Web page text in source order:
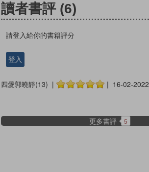
讀者書評 (6)
請登入給你的書籍評分
登入
四愛郭曉靜(13) | | 16-02-2022
更多書評 5